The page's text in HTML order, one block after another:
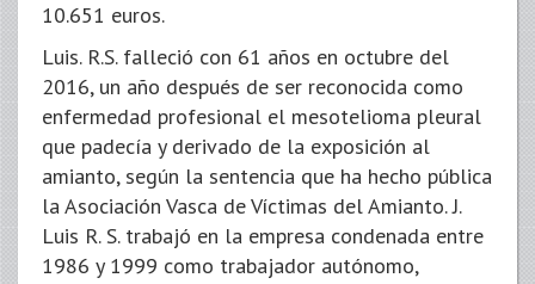
10.651 euros.
Luis. R.S. falleció con 61 años en octubre del
2016, un año después de ser reconocida como
enfermedad profesional el mesotelioma pleural
que padecía y derivado de la exposición al
amianto, según la sentencia que ha hecho pública
la Asociación Vasca de Víctimas del Amianto. J.
Luis R. S. trabajó en la empresa condenada entre
1986 y 1999 como trabajador autónomo,